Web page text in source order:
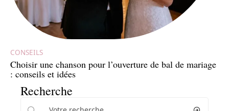
CONSEILS
Choisir une chanson pour l’ouverture de bal de mariage
: conseils et idées
Recherche